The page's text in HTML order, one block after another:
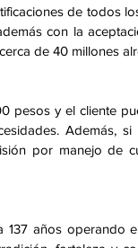
de todos
con la
de 40 millones
pesos y el cliente
Además,
por manejo de
137 años operando